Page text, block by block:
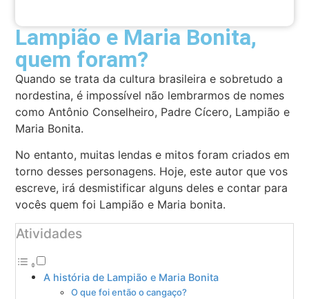
Lampião e Maria Bonita,
quem foram?
Quando se trata da cultura brasileira e sobretudo a
nordestina, é impossível não lembrarmos de nomes
como Antônio Conselheiro, Padre Cícero, Lampião e
Maria Bonita.
No entanto, muitas lendas e mitos foram criados em
torno desses personagens. Hoje, este autor que vos
escreve, irá desmistificar alguns deles e contar para
vocês quem foi Lampião e Maria bonita.
Atividades
A história de Lampião e Maria Bonita
O que foi então o cangaço?